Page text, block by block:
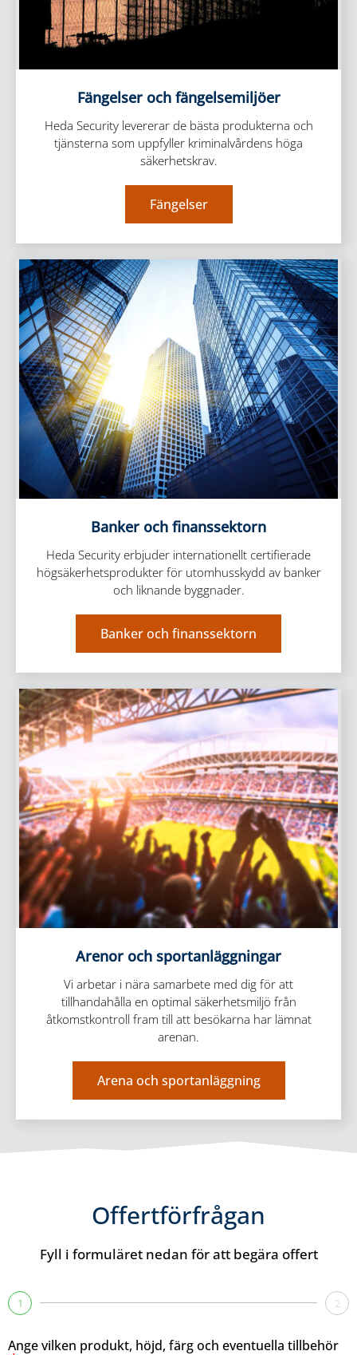
Fängelser och fängelsemiljöer
Heda Security levererar de bästa produkterna och
tjänsterna som uppfyller kriminalvårdens höga
säkerhetskrav.
Fängelser
Banker och finanssektorn
Heda Security erbjuder internationellt certifierade
högsäkerhetsprodukter för utomhusskydd av banker
och liknande byggnader.
Banker och finanssektorn
Arenor och sportanläggningar
Vi arbetar i nära samarbete med dig för att
tillhandahålla en optimal säkerhetsmiljö från
åtkomstkontroll fram till att besökarna har lämnat
arenan.
Arena och sportanläggning
Offertförfrågan
Fyll i formuläret nedan för att begära offert
1 2
Ange vilken produkt, höjd, färg och eventuella tillbehör